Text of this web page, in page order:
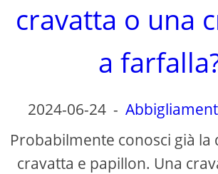
cravatta o una
a
2024-06-24 -
Probabilmente conosci già la
cravatta e papillon. Una